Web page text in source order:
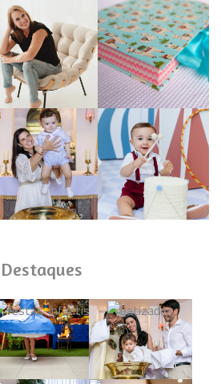
Destaques